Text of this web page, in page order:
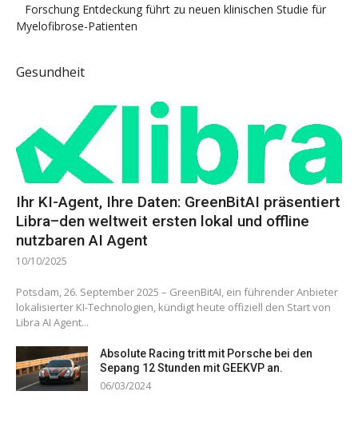
Forschung Entdeckung führt zu neuen klinischen Studie für
Myelofibrose-Patienten
Gesundheit
Ihr KI-Agent, Ihre Daten: GreenBitAI präsentiert
Libra–den weltweit ersten lokal und offline
nutzbaren AI Agent
10/10/2025
Potsdam, 26. September 2025 – GreenBitAI, ein führender Anbieter
lokalisierter KI-Technologien, kündigt heute offiziell den Start von
Libra AI Agent...
Absolute Racing tritt mit Porsche bei den
Sepang 12 Stunden mit GEEKVP an.
06/03/2024